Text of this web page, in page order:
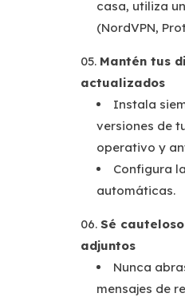
casa, utiliza
(NordVPN,
Mantén tus
actualizados
Instala
versiones de
operativo y
Configura
automáticas.
Sé
adjuntos
Nunca
mensajes de